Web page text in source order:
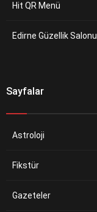
Hit QR Menü
Edirne Güzellik
Sayfalar
Astroloji
Fikstür
Gazeteler